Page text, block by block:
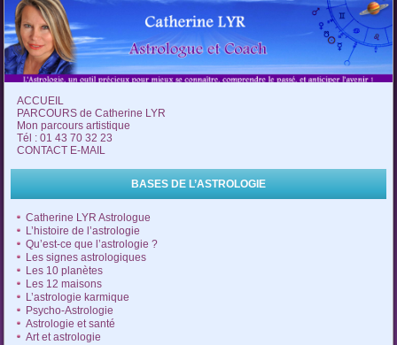
ACCUEIL
PARCOURS de Catherine LYR
Mon parcours artistique
Tél : 01 43 70 32 23
CONTACT E-MAIL
BASES DE L’ASTROLOGIE
Catherine LYR Astrologue
L’histoire de l’astrologie
Qu’est-ce que l’astrologie ?
Les signes astrologiques
Les 10 planètes
Les 12 maisons
L’astrologie karmique
Psycho-Astrologie
Astrologie et santé
Art et astrologie